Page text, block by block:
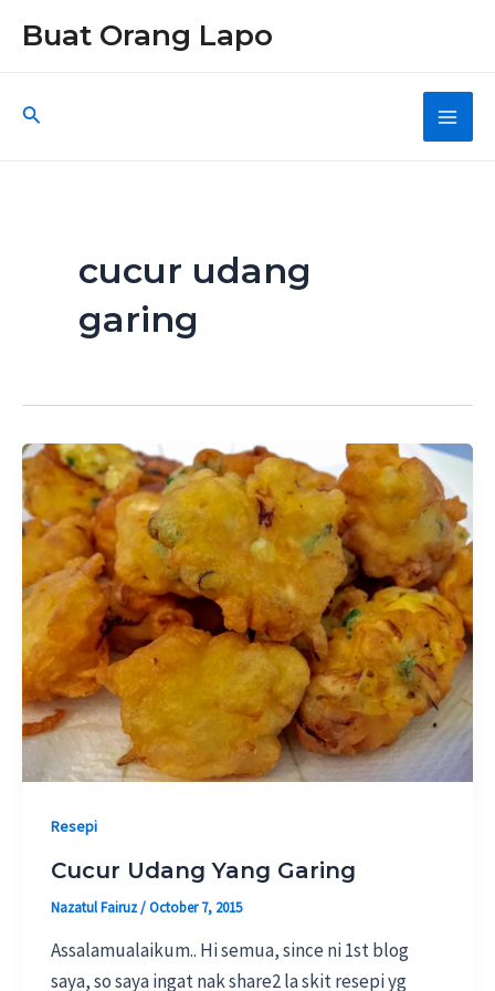
Buat Orang Lapo
Search
Main
cucur udang
garing
Resepi
Cucur Udang Yang Garing
Nazatul Fairuz/October 7, 2015
Assalamualaikum.. Hi semua, since ni 1st blog
saya, so saya ingat nak share2 la skit resepi yg